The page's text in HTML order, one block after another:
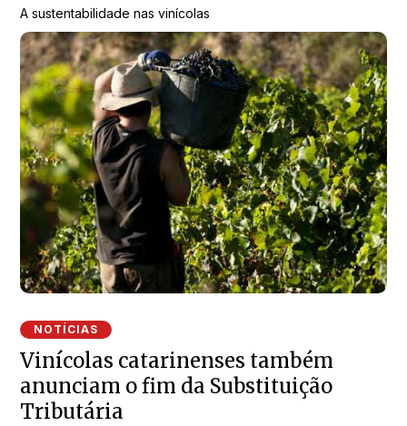
A sustentabilidade nas vinícolas
NOTÍCIAS
Vinícolas catarinenses também
anunciam o fim da Substituição
Tributária